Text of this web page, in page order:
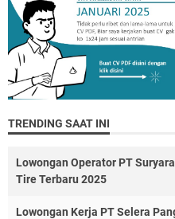
TRENDING SAAT INI
Lowongan Operator PT
Tire Terbaru 2025
Lowongan Kerja PT Selera